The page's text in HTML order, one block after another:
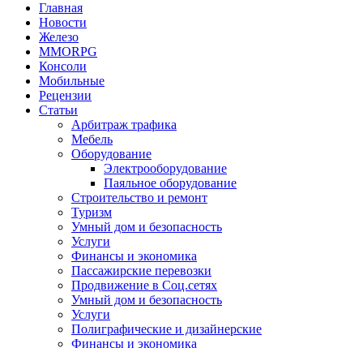
Главная
Новости
Железо
MMORPG
Консоли
Мобильные
Рецензии
Статьи
Арбитраж трафика
Мебель
Оборудование
Электрооборудование
Паяльное оборудование
Строительство и ремонт
Туризм
Умный дом и безопасность
Услуги
Финансы и экономика
Пассажирские перевозки
Продвижение в Соц.сетях
Умный дом и безопасность
Услуги
Полиграфические и дизайнерские
Финансы и экономика